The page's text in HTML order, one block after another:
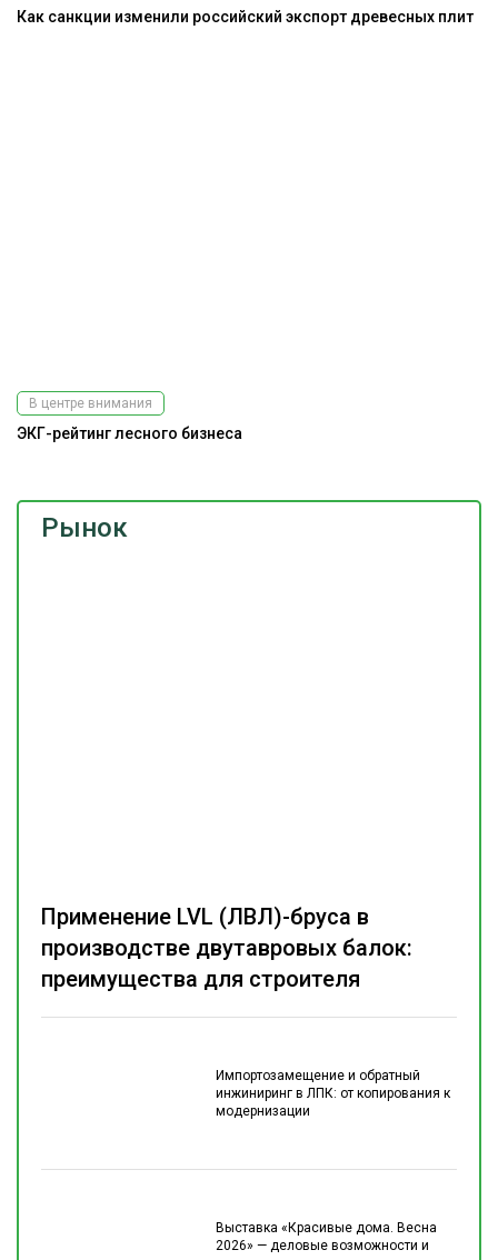
Рынок
Импортозамещение и обратный
инжиниринг в ЛПК: от копирования к
модернизации
Выставка «Красивые дома. Весна
2026» — деловые возможности и
Применение LVL (ЛВЛ)-бруса в
производстве двутавровых балок:
преимущества для строителя
Как санкции изменили российский экспорт древесных плит
В центре внимания
ЭКГ-рейтинг лесного бизнеса